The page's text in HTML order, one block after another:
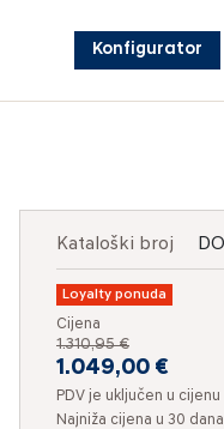
Konfigurator
Kataloški broj
Loyalty ponuda
Cijena
1.310,95 €
1.049,00 €
PDV je uključen u cijenu
Najniža cijena u 30